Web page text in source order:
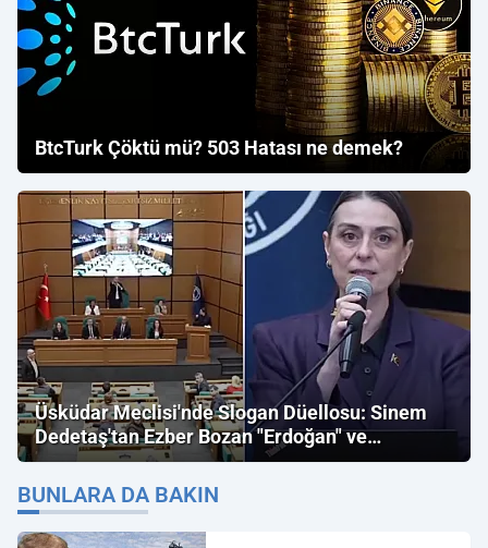
BtcTurk Çöktü mü? 503 Hatası ne demek?
Üsküdar Meclisi'nde Slogan Düellosu: Sinem
Dedetaş'tan Ezber Bozan "Erdoğan" ve
"İmamoğlu" Çıkışı!
BUNLARA DA BAKIN